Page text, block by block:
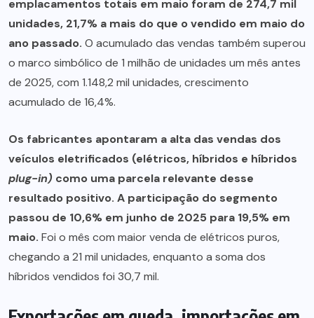
emplacamentos totais em maio foram de 274,7 mil
unidades, 21,7% a mais do que o vendido em maio do
ano passado. O acumulado das vendas também superou
o marco simbólico de 1 milhão de unidades um mês antes
de 2025, com 1.148,2 mil unidades, crescimento
acumulado de 16,4%.
Os fabricantes apontaram a alta das vendas dos
veículos eletrificados (elétricos, híbridos e híbridos
plug-in) como uma parcela relevante desse
resultado positivo. A participação do segmento
passou de 10,6% em junho de 2025 para 19,5% em
maio. Foi o mês com maior venda de elétricos puros,
chegando a 21 mil unidades, enquanto a soma dos
híbridos vendidos foi 30,7 mil.